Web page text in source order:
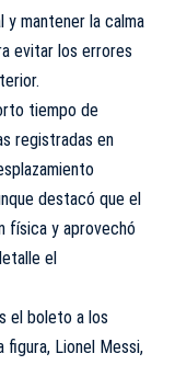
y mantener la calma
evitar los errores
tiempo de
registradas en
destacó que el
física y aprovechó
el
el boleto a los
figura, Lionel Messi,